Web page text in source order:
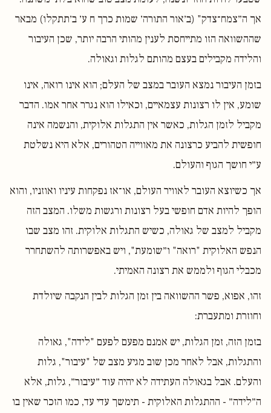
אך ה״צמח־צדק" (ב׳אור התורה׳ שמות כרך ח ע׳ ב׳תתקלו) מבאר
שההשוואה הזו מתייחסת לענין מהותי הרבה יותר, שכן העיבור
והלידה מקבילים בעצם מהותם לגלות וגאולה.
בזמן העיבור נמצא העובר במצב של העלם; הוא אינו רואה, אינו
שומע, אין לו רצונות עצמאיים, וכאילו הוא נגרר אחר אמו. הדבר
מקביל לזמן הגלות, כאשר אין התגלות אלוקית, והנשמה אינה
חופשית להביע כרצונה את מאווייה הטהורים, אלא היא נשלטת
ע״י חושך הגוף והעולם.
אך כשיוצא העובר לאוויר העולם, או־אז נפקחות עיניו ואוזניו, והוא
הופך להיות אדם חופשי בעל רצונות ורגשות משלו. המצב הזה
מקביל למצב של גאולה, כשיש התגלות אלוקית. זהו מצב שבו
הנפש האלוקית "רואה" ו״שומעת", ויש באפשרותה להשתחרר
מכבלי הגוף ולממש את רצונה האמיתי.
זהו, אפוא, פשר ההשוואה בין זמן הגלות לבין הנקבה שיולדת
וחוזרת ומתעברת:
בזמן הזה, זמן הגלות, יש אמנם מפעם לפעם "לידה", גאולה
והתגלות, אבל לאחר מכן שוב מגיע מצב של "עיבור", גלות
והעלם. אבל בגאולה העתידה לא יהיה עוד ״עיבור״, גלות, אלא
ה״לידה״ - ההתגלות האלוקית - תימשך עדי עד, כמו הזכר שאין בו